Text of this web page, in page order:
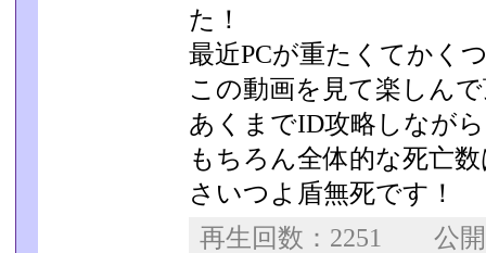
た！
最近PCが重たくてかく
この動画を見て楽しん
あくまでID攻略しなが
もちろん全体的な死亡
さいつよ盾無死です！
再生回数：2251